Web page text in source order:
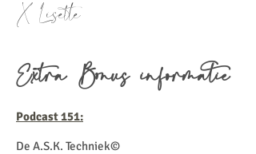
X Lisette
Extra Bonus informatie
Podcast 151:
De A.S.K. Techniek©